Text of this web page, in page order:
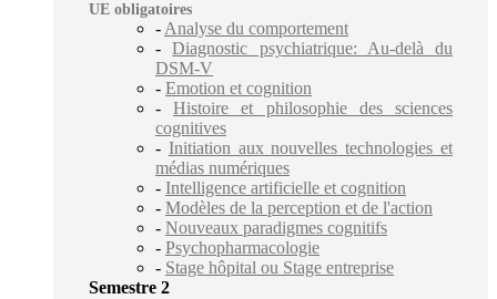
UE obligatoires
- Analyse du comportement
-Diagnostic psychiatrique: Au-delà du
DSM-V
- Emotion et cognition
-Histoire et philosophie des sciences
cognitives
- Initiation aux nouvelles technologies et
médias numériques
- Intelligence artificielle et cognition
- Modèles de la perception et de l'action
- Nouveaux paradigmes cognitifs
- Psychopharmacologie
- Stage hôpital ou Stage entreprise
Semestre 2